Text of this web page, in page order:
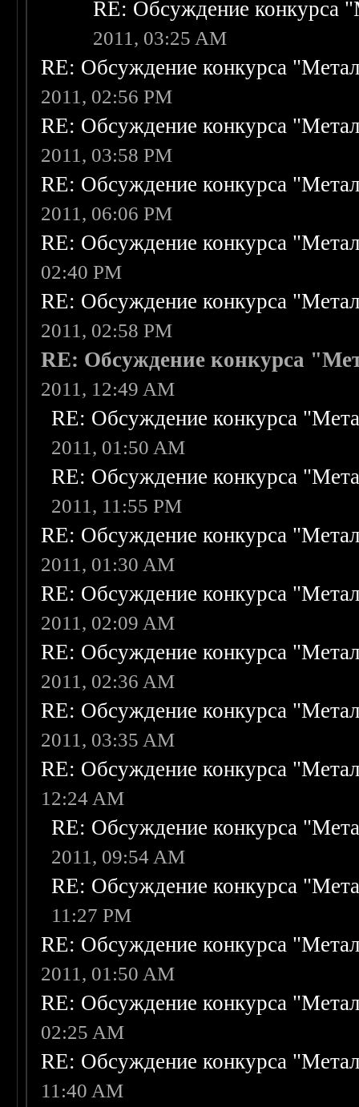
RE: Обсуждение конкурса
2011, 03:25 AM
RE: Обсуждение конкурса
2011, 02:56 PM
RE: Обсуждение конкурса
2011, 03:58 PM
RE: Обсуждение конкурса
2011, 06:06 PM
RE: Обсуждение конкурса
02:40 PM
RE: Обсуждение конкурса
2011, 02:58 PM
RE: Обсуждение конкурса
2011, 12:49 AM
RE: Обсуждение конкурса
2011, 01:50 AM
RE: Обсуждение конкурса
2011, 11:55 PM
RE: Обсуждение конкурса
2011, 01:30 AM
RE: Обсуждение конкурса
2011, 02:09 AM
RE: Обсуждение конкурса
2011, 02:36 AM
RE: Обсуждение конкурса
2011, 03:35 AM
RE: Обсуждение конкурса
12:24 AM
RE: Обсуждение конкурса
2011, 09:54 AM
RE: Обсуждение конкурса
11:27 PM
RE: Обсуждение конкурса
2011, 01:50 AM
RE: Обсуждение конкурса
02:25 AM
RE: Обсуждение конкурса
11:40 AM